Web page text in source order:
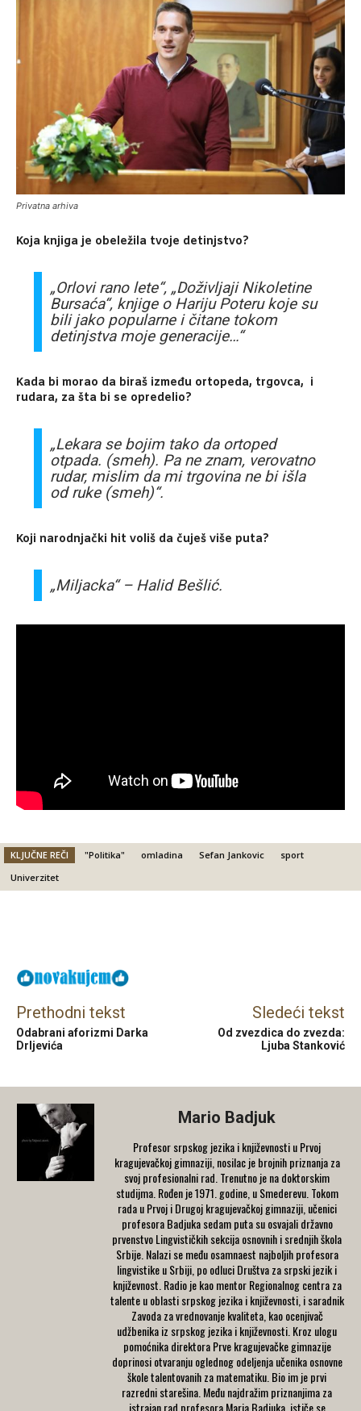
Privatna arhiva
Koja knjiga je obeležila tvoje detinjstvo?
„Orlovi rano lete“, „Doživljaji Nikoletine
Bursaća“, knjige o Hariju Poteru koje su
bili jako popularne i čitane tokom
detinjstva moje generacije…“
Kada bi morao da biraš između ortopeda, trgovca, i
rudara, za šta bi se opredelio?
„Lekara se bojim tako da ortoped
otpada. (smeh). Pa ne znam, verovatno
rudar, mislim da mi trgovina ne bi išla
od ruke (smeh)“.
Koji narodnjački hit voliš da čuješ više puta?
„Miljacka“ – Halid Bešlić.
KLJUČNE REČI "Politika" omladina Sefan Jankovic
sport
Univerzitet
Prethodni tekst
Odabrani aforizmi Darka
Drljevića
Sledeći tekst
Od zvezdica do zvezda:
Ljuba Stanković
Mario Badjuk
Profesor srpskog jezika i književnosti u Prvoj
kragujevačkoj gimnaziji, nosilac je brojnih priznanja za
svoj profesionalni rad. Trenutno je na doktorskim
studijma. Rođen je 1971. godine, u Smederevu. Tokom
rada u Prvoj i Drugoj kragujevačkoj gimnaziji, učenici
profesora Badjuka sedam puta su osvajali državno
prvenstvo Lingvističkih sekcija osnovnih i srednjih škola
Srbije. Nalazi se među osamnaest najboljih profesora
lingvistike u Srbiji, po odluci Društva za srpski jezik i
književnost. Radio je kao mentor Regionalnog centra za
talente u oblasti srpskog jezika i književnosti, i saradnik
Zavoda za vrednovanje kvaliteta, kao ocenjivač
udžbenika iz srpskog jezika i književnosti. Kroz ulogu
pomoćnika direktora Prve kragujevačke gimnazije
doprinosi otvaranju oglednog odeljenja učenika osnovne
škole talentovanih za matematiku. Bio im je prvi
razredni starešina. Među najdražim priznanjima za
istrajan rad profesora Maria Badjuka, ističe se